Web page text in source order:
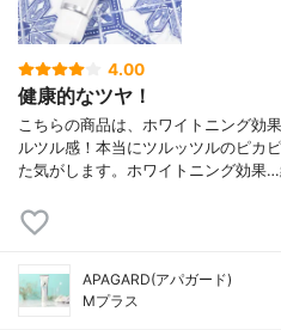
4.00
健康的なツヤ！
こちらの商品は、ホワイトニング効
ルツル感！本当にツルッツルのピカ
た気がします。ホワイトニング効果…
APAGARD(アパガード)
Mプラス